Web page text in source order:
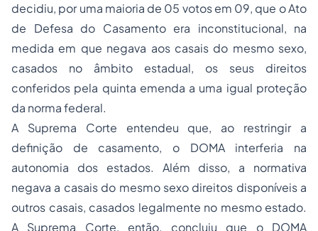
decidiu, por uma maioria de 05 votos em 09, que o Ato
de Defesa do Casamento era inconstitucional, na
medida em que negava aos casais do mesmo sexo,
casados no âmbito estadual, os seus direitos
conferidos pela quinta emenda a uma igual proteção
da norma federal.
A Suprema Corte entendeu que, ao restringir a
definição de casamento, o DOMA interferia na
autonomia dos estados. Além disso, a normativa
negava a casais do mesmo sexo direitos disponíveis a
outros casais, casados legalmente no mesmo estado.
A Suprema Corte, então, concluiu que o DOMA